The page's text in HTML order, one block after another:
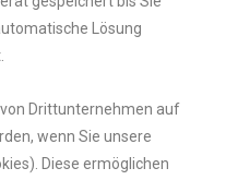
Lösung
Drittunternehmen auf
wenn Sie unsere
Diese ermöglichen